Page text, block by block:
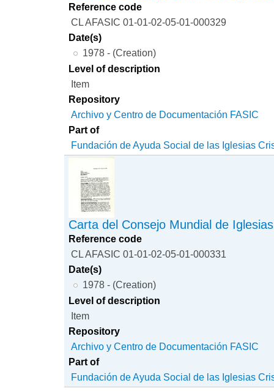
Reference code
CL AFASIC 01-01-02-05-01-000329
Date(s)
1978 - (Creation)
Level of description
Item
Repository
Archivo y Centro de Documentación FASIC
Part of
Fundación de Ayuda Social de las Iglesias
Carta del Consejo Mundial de Iglesias
Reference code
CL AFASIC 01-01-02-05-01-000331
Date(s)
1978 - (Creation)
Level of description
Item
Repository
Archivo y Centro de Documentación FASIC
Part of
Fundación de Ayuda Social de las Iglesias